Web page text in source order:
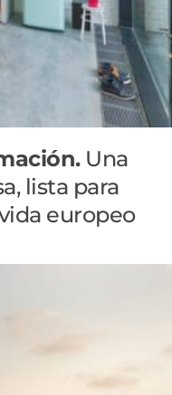
Una
lista para
europeo